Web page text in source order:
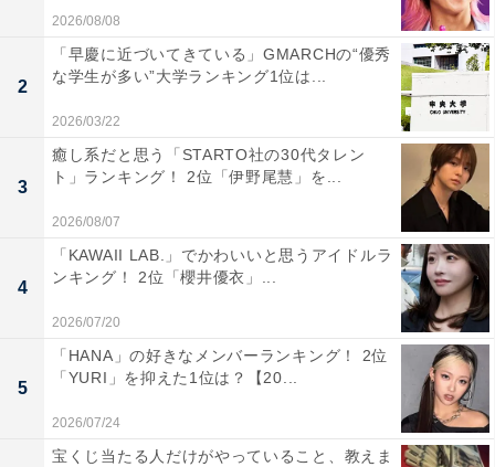
知られざる業務！ 万引き保安員バイトの実態
続いて、知られざる万引き保安員バイトの実態も。
2026/08/08
2
「早慶に近づいてきている」GMARCHの“優秀
な学生が多い”大学ランキング1位は...
2026/03/22
3
癒し系だと思う「STARTO社の30代タレン
ト」ランキング！ 2位「伊野尾慧」を...
2026/08/07
4
「KAWAII LAB.」でかわいいと思うアイドルラ
ンキング！ 2位「櫻井優衣」...
2026/07/20
5
「HANA」の好きなメンバーランキング！ 2位
「YURI」を抑えた1位は？【20...
2026/07/24
宝くじ当たる人だけがやっていること、教えま